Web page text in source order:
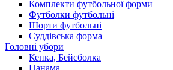
Комплекти футбольної форми
Футболки футбольні
Шорти футбольні
Суддівська форма
Головні убори
Кепка, Бейсболка